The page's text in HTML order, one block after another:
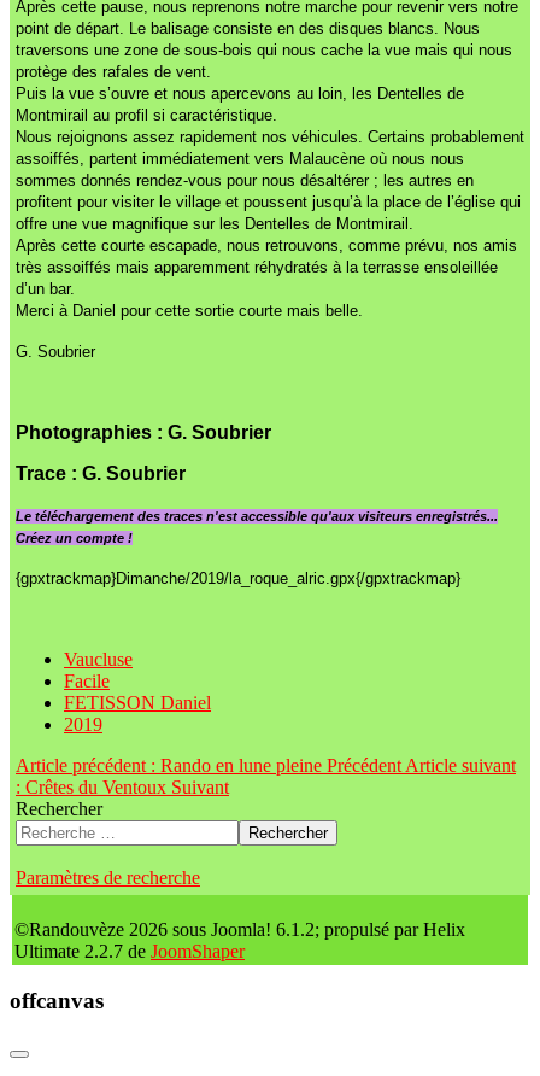
Après cette pause, nous reprenons notre marche pour revenir vers notre
point de départ. Le balisage consiste en des disques blancs. Nous
traversons une zone de sous-bois qui nous cache la vue mais qui nous
protège des rafales de vent.
Puis la vue s’ouvre et nous apercevons au loin, les Dentelles de
Montmirail au profil si caractéristique.
Nous rejoignons assez rapidement nos véhicules. Certains probablement
assoiffés, partent immédiatement vers Malaucène où nous nous
sommes donnés rendez-vous pour nous désaltérer ; les autres en
profitent pour visiter le village et poussent jusqu’à la place de l’église qui
offre une vue magnifique sur les Dentelles de Montmirail.
Après cette courte escapade, nous retrouvons, comme prévu, nos amis
très assoiffés mais apparemment réhydratés à la terrasse ensoleillée
d’un bar.
Merci à Daniel pour cette sortie courte mais belle.
G. Soubrier
Photographies : G. Soubrier
Trace : G. Soubrier
Le téléchargement des traces n'est accessible qu'aux visiteurs enregistrés...
Créez un compte !
{gpxtrackmap}Dimanche/2019/la_roque_alric.gpx{/gpxtrackmap}
Vaucluse
Facile
FETISSON Daniel
2019
Article précédent : Rando en lune pleine Précédent Article suivant
: Crêtes du Ventoux Suivant
Rechercher
Rechercher
Paramètres de recherche
©Randouvèze 2026 sous Joomla! 6.1.2; propulsé par Helix
Ultimate 2.2.7 de JoomShaper
offcanvas